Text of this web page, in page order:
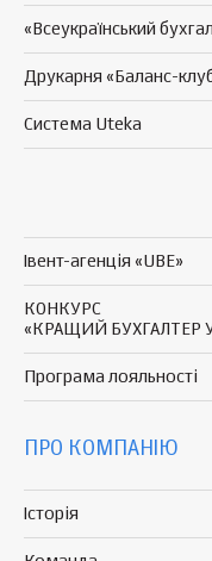
«Всеукраїнський
Друкарня «Баланс-
Система Uteka
Івент-агенція «UBE»
КОНКУРС
«КРАЩИЙ БУХГАЛТЕР
Програма лояльності
ПРО КОМПАНІЮ
Історія